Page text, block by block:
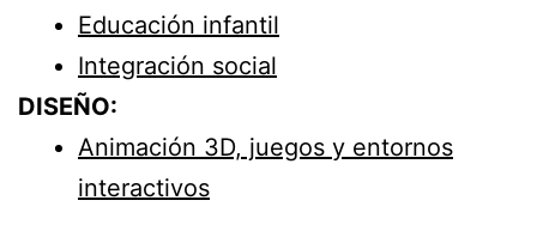
Educación infantil
Integración social
DISEÑO:
Animación 3D, juegos y entornos
interactivos